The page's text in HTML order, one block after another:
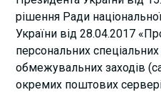
рішення Ради
України від 28.04.2017
персональних
обмежувальних заходів
окремих поштових